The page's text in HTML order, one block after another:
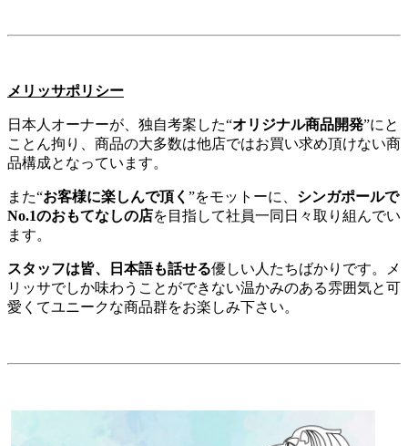
メリッサポリシー
日本人オーナーが、独自考案した“オリジナル商品開発”にと
ことん拘り、商品の大多数は他店ではお買い求め頂けない商
品構成となっています。
また“お客様に楽しんで頂く ”をモットーに、 シンガポールで
No.1のおもてなしの店を目指して社員一同日々取り組んでい
ます。
スタッフは皆、日本語も話せる優しい人たちばかりです。メ
リッサでしか味わうことができない温かみのある雰囲気と可
愛くてユニークな商品群をお楽しみ下さい。